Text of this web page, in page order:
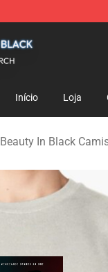
Início Loja
Beauty In Black